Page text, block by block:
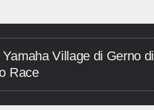
Village di Gerno di
Race